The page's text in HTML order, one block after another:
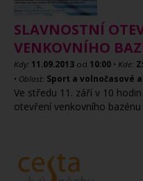
SLAVNOSTNÍ
VENKOVNÍHO
Kdy: 11.09.2013 od 10:00 • Kde:
• Oblast: Sport a volnočasové
Ve středu 11. září v 10
otevření venkovního bazénu